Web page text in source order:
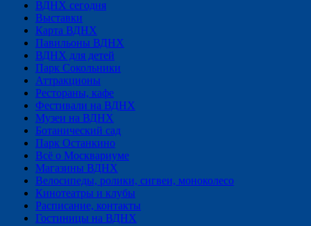
ВДНХ сегодня
Выставки
Карта ВДНХ
Павильоны ВДНХ
ВДНХ для детей
Парк Сокольники
Аттракционы
Рестораны, кафе
Фестивали на ВДНХ
Музеи на ВДНХ
Ботанический сад
Парк Останкино
Всё о Москвариуме
Магазины ВДНХ
Велосипеды, ролики, сигвеи, моноколесо
Кинотеатры и клубы
Расписание, контакты
Гостиницы на ВДНХ